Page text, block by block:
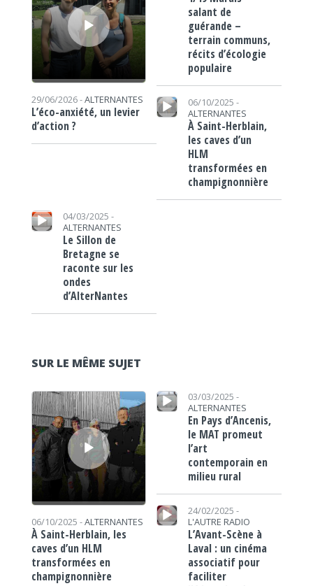
29/06/2026 -ALTERNANTES
L’éco-anxiété, un levier
d’action ?
salant de
guérande –
terrain communs,
récits d’écologie
populaire
Lecteur audio
06/10/2025 -
ALTERNANTES
À Saint-Herblain,
les caves d’un
HLM
transformées en
champignonnière
Lecteur audio
04/03/2025 -
ALTERNANTES
Le Sillon de
Bretagne se
raconte sur les
ondes
d’AlterNantes
SUR LE MÊME SUJET
Lecteur audio
06/10/2025 -ALTERNANTES
À Saint-Herblain, les
caves d’un HLM
transformées en
champignonnière
Lecteur audio
03/03/2025 -
ALTERNANTES
En Pays d’Ancenis,
le MAT promeut
l’art
contemporain en
milieu rural
Lecteur audio
24/02/2025 -
L'AUTRE RADIO
L’Avant-Scène à
Laval : un cinéma
associatif pour
faciliter